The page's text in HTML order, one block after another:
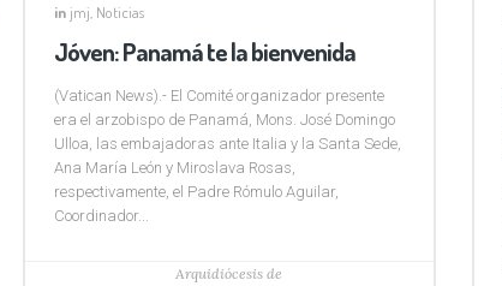
in jmj Noticias
Jóven: Panamá te la bienvenida
(Vatican News).- El Comité organizador presente
era el arzobispo de Panamá, Mons. José Domingo
Ulloa, las embajadoras ante Italia y la Santa Sede,
Ana María León y Miroslava Rosas,
respectivamente, el Padre Rómulo Aguilar,
Coordinador...
Arquidiócesis de